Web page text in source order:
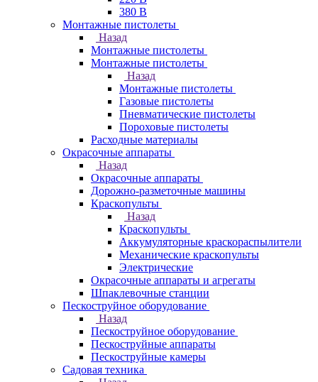
380 В
Монтажные пистолеты
Назад
Монтажные пистолеты
Монтажные пистолеты
Назад
Монтажные пистолеты
Газовые пистолеты
Пневматические пистолеты
Пороховые пистолеты
Расходные материалы
Окрасочные аппараты
Назад
Окрасочные аппараты
Дорожно-разметочные машины
Краскопульты
Назад
Краскопульты
Аккумуляторные краскораспылители
Механические краскопульты
Электрические
Окрасочные аппараты и агрегаты
Шпаклевочные станции
Пескоструйное оборудование
Назад
Пескоструйное оборудование
Пескоструйные аппараты
Пескоструйные камеры
Садовая техника